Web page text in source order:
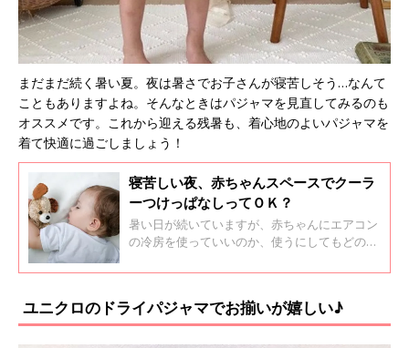
まだまだ続く暑い夏。夜は暑さでお子さんが寝苦しそう…なんて
こともありますよね。そんなときはパジャマを見直してみるのも
オススメです。これから迎える残暑も、着心地のよいパジャマを
着て快適に過ごしましょう！
寝苦しい夜、赤ちゃんスペースでクーラ
ーつけっぱなしってＯＫ？
暑い日が続いていますが、赤ちゃんにエアコン
の冷房を使っていいのか、使うにしてもどの程
冷房は負担になるって思って、めちゃくちゃ暑
それでは赤ちゃんに熱中症の危険が！
ユニクロのドライパジャマでお揃いが嬉しい♪